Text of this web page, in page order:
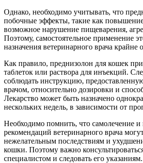
Однако, необходимо учитывать, что
побочные эффекты, такие как
возможное нарушение пищеварения,
Поэтому, самостоятельное применение
назначения ветеринарного врача крайне
Как правило, преднизолон для кошек
таблеток или раствора для инъекций.
соблюдать инструкцию,
врачом, относительно дозировки и
Лекарство может быть назначено
нескольких недель, в зависимости от
Необходимо помнить, что самолечение и
рекомендаций ветеринарного врача
нежелательным последствиям и
кошки. Поэтому важно
специалистом и следовать его указаниям.